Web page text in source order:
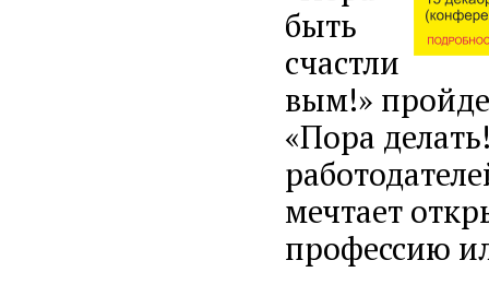
быть
счастли
вым!»
«Пора
мечтает
профессию